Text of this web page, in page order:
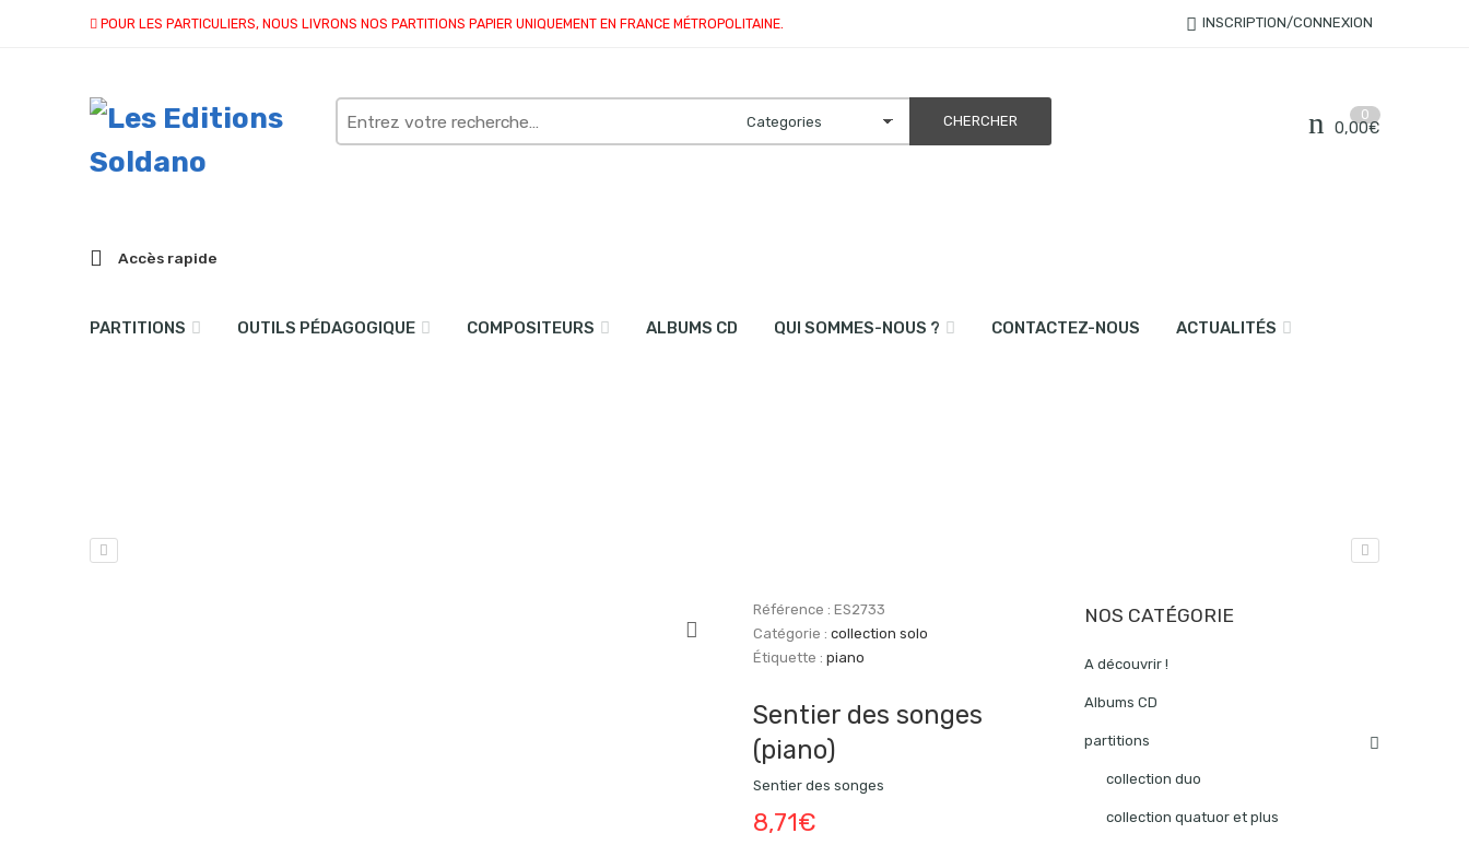
POUR LES PARTICULIERS, NOUS LIVRONS NOS PARTITIONS PAPIER UNIQUEMENT EN FRANCE MÉTROPOLITAINE. INSCRIPTION/CONNEXION
Search
here
0
0,00€
Accès rapide
PARTITIONS OUTILS PÉDAGOGIQUE COMPOSITEURS ALBUMS CD QUI SOMMES-NOUS ? CONTACTEZ-NOUS ACTUALITÉS
Référence : ES2733
Catégorie : collection solo
Étiquette : piano
Sentier des songes
(piano)
Sentier des songes
8,71€
NOS CATÉGORIE
A découvrir !
Albums CD
partitions
collection duo
collection quatuor et plus